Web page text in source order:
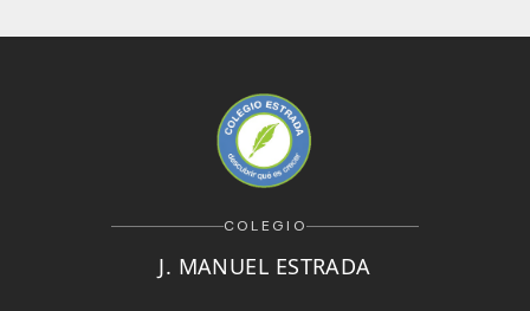
COLEGIO
J. MANUEL ESTRADA